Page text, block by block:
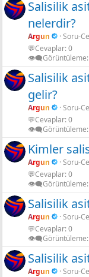
Gölgeli
Shadow
Salisilik
nelerdir?
Argun
Soru-
💬Cevaplar 0
👁️‍🗨️Görüntüleme
Salisilik
gelir?
Argun
Soru-
💬Cevaplar 0
👁️‍🗨️Görüntüleme
Kimler
Argun
Soru-
💬Cevaplar 0
👁️‍🗨️Görüntüleme
Salisilik
Argun
Soru-
💬Cevaplar 0
👁️‍🗨️Görüntüleme
Salisilik
Argun
Soru-